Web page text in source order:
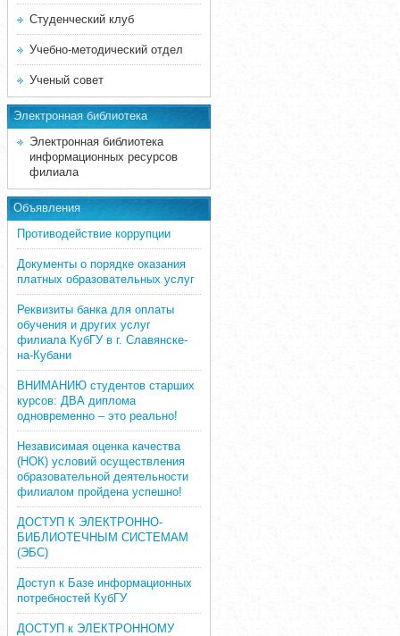
Студенческий клуб
Учебно-методический отдел
Ученый совет
Электронная библиотека
Электронная библиотека
информационных ресурсов
филиала
Объявления
Противодействие коррупции
Документы о порядке оказания
платных образовательных услуг
Реквизиты банка для оплаты
обучения и других услуг
филиала КубГУ в г. Славянске-
на-Кубани
ВНИМАНИЮ студентов старших
курсов: ДВА диплома
одновременно – это реально!
Независимая оценка качества
(НОК) условий осуществления
образовательной деятельности
филиалом пройдена успешно!
ДОСТУП К ЭЛЕКТРОННО-
БИБЛИОТЕЧНЫМ СИСТЕМАМ
(ЭБС)
Доступ к Базе информационных
потребностей КубГУ
ДОСТУП к ЭЛЕКТРОННОМУ